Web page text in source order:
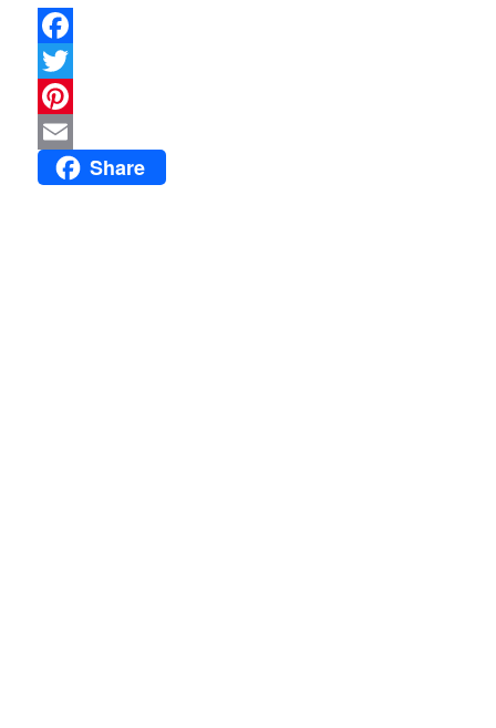
Facebook
Twitter
Pinterest
Email Share